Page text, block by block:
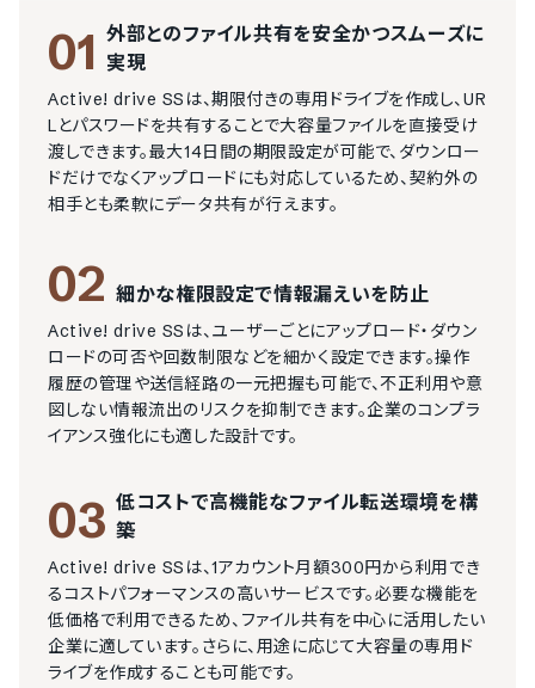
01 外部とのファイル共有を安全かつスムーズに
実現
Active! drive SSは、期限付きの専用ドライブを作成し、UR
Lとパスワードを共有することで大容量ファイルを直接受け
渡しできます。最大14日間の期限設定が可能で、ダウンロー
ドだけでなくアップロードにも対応しているため、契約外の
相手とも柔軟にデータ共有が行えます。
02 細かな権限設定で情報漏えいを防止
Active! drive SSは、ユーザーごとにアップロード・ダウン
ロードの可否や回数制限などを細かく設定できます。操作
履歴の管理や送信経路の一元把握も可能で、不正利用や意
図しない情報流出のリスクを抑制できます。企業のコンプラ
イアンス強化にも適した設計です。
03 低コストで高機能なファイル転送環境を構
築
Active! drive SSは、1アカウント月額300円から利用でき
るコストパフォーマンスの高いサービスです。必要な機能を
低価格で利用できるため、ファイル共有を中心に活用したい
企業に適しています。さらに、用途に応じて大容量の専用ド
ライブを作成することも可能です。